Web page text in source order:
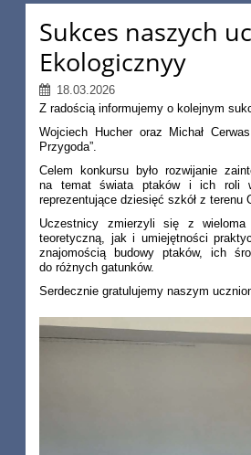
Sukces naszych
Ekologicznyy
18.03.2026
Z radością informujemy o kolejnym
Wojciech Hucher oraz Michał
Przygoda”.
Celem konkursu było rozwijanie
na temat świata ptaków i ich roli w
reprezentujące dziesięć szkół z terenu
Uczestnicy zmierzyli się z wieloma
teoretyczną, jak i umiejętności
znajomością budowy ptaków, ich
do różnych gatunków.
Serdecznie gratulujemy naszym